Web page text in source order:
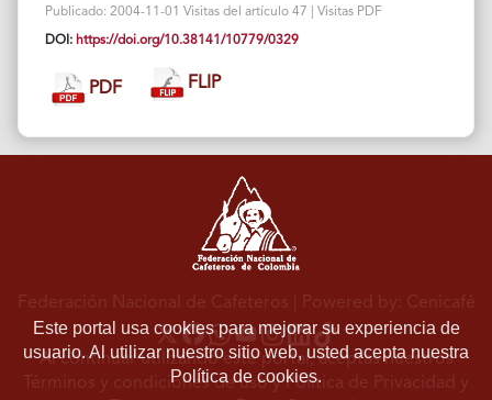
Publicado: 2004-11-01 Visitas del artículo 47 | Visitas PDF
DOI: https://doi.org/10.38141/10779/0329
PDF FLIP
Este portal usa cookies para mejorar su experiencia de
usuario. Al utilizar nuestro sitio web, usted acepta nuestra
Política de cookies.
Federación Nacional de Cafeteros | Powered by: Cenicafé
Al continuar utilizando este portal, aceptas nuestros
Términos y condiciones de usoyPolítica de Privacidad y